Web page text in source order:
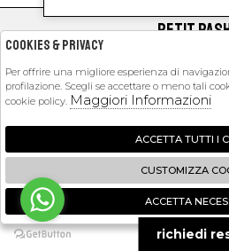
PETIT
EXTRA
2026 Petit Pasha - P.iva : 09423341214
Zucchetti
🍪
richiedi
Cookies & Privacy
Per offrire una migliore esperienza di
profilazione. Scegli se accettare o meno tali
cookie policy. Maggiori Informazioni
ACCETTA TUTTI I
CUSTOMIZZA
ACCETTA